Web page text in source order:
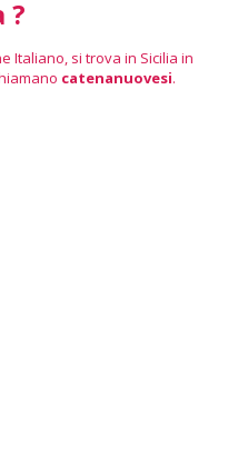
?
Italiano, si trova in Sicilia in
catenanuovesi.